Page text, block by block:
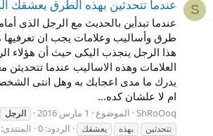
S عندما تتحدثين بهذه الطرق يعشقك
عندما تبدأين بالحديث مع الرجل الذى
طرق وأساليب وعلامات يجب ان
هذا الرجل ينجذب اليكى حيث أن هؤلاء
العلامات وهذه الاساليب عندما تتحديثن
يدرك ما مدى اعجابك به وهل انتى
ام لا علشان كده...
ShRoOoq الموضوع 1 مارس 2016 الرجل
تتحدثين
بهذه يعشقك الردود: 0 المنتدى: